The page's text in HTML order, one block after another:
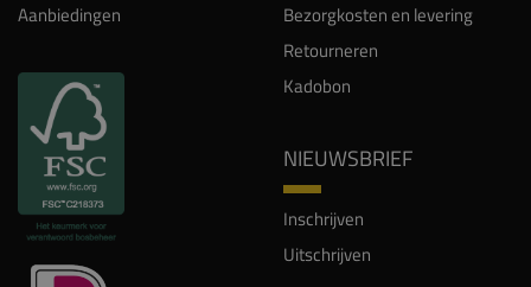
Aanbiedingen
Bezorgkosten en levering
Retourneren
Kadobon
NIEUWSBRIEF
Inschrijven
Uitschrijven